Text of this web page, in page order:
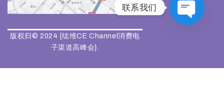
版权归© 2024 {纮维CE Channel消费电
子渠道高峰会}.
联系我们
Open